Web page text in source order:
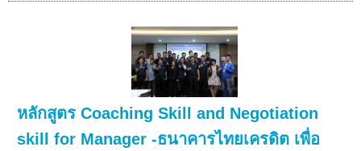
หลักสูตร Coaching Skill and Negotiation
skill for Manager -ธนาคารไทยเครดิต เพื่อ